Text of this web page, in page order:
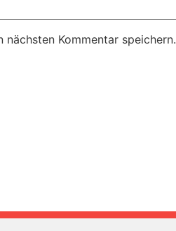
Kommentar speichern.